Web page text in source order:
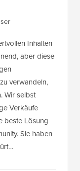
Inhalten
aber diese
verwandeln,
Wir selbst
Verkäufe
beste Lösung
Sie haben